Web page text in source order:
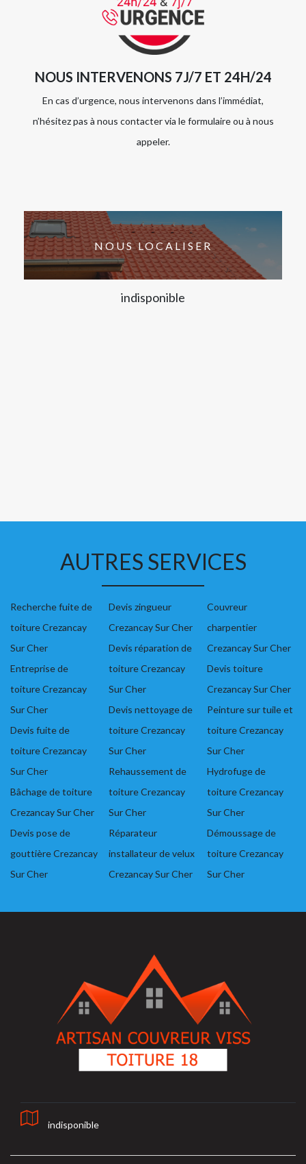
NOUS INTERVENONS 7J/7 ET 24H/24
En cas d’urgence, nous intervenons dans l’immédiat,
n’hésitez pas à nous contacter via le formulaire ou à nous
appeler.
NOUS LOCALISER
indisponible
AUTRES SERVICES
Recherche fuite de
toiture Crezancay
Sur Cher
Entreprise de
toiture Crezancay
Sur Cher
Devis fuite de
toiture Crezancay
Sur Cher
Bâchage de toiture
Crezancay Sur Cher
Devis pose de
gouttière Crezancay
Sur Cher
Devis zingueur
Crezancay Sur Cher
Devis réparation de
toiture Crezancay
Sur Cher
Devis nettoyage de
toiture Crezancay
Sur Cher
Rehaussement de
toiture Crezancay
Sur Cher
Réparateur
installateur de velux
Crezancay Sur Cher
Couvreur
charpentier
Crezancay Sur Cher
Devis toiture
Crezancay Sur Cher
Peinture sur tuile et
toiture Crezancay
Sur Cher
Hydrofuge de
toiture Crezancay
Sur Cher
Démoussage de
toiture Crezancay
Sur Cher
indisponible